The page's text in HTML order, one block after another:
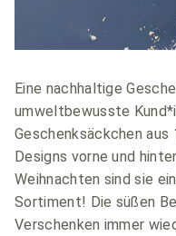
Eine nachhaltige
umweltbewusste
Geschenksäckchen aus
Designs vorne und
Weihnachten sind sie
Sortiment! Die süßen
Verschenken immer